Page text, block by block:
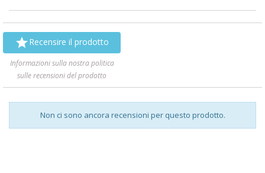
Recensire il prodotto
Informazioni sulla nostra politica
sulle recensioni del prodotto
Non ci sono ancora recensioni per questo prodotto.